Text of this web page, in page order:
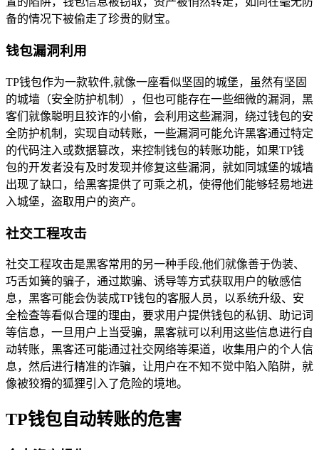
备的情况下被偷走了珍贵的财宝。
钱包漏洞利用
TP钱包作为一款软件,就像一座看似坚固的城堡，虽然有坚固
的城墙（安全防护机制），但也可能存在一些细微的漏洞，黑
客们就像聪明且狡诈的小偷，会利用这些漏洞，绕过钱包的安
全防护机制，实现自动转账，一些漏洞可能允许黑客通过特定
的代码注入或数据篡改，来控制钱包的转账功能，如果TP钱
包的开发者没有及时发现并修复这些漏洞，就如同城堡的城墙
出现了缺口，给黑客提供了可乘之机，使得他们能够轻易地进
入城堡，盗取用户的资产。
社交工程攻击
社交工程攻击是黑客常用的另一种手段,他们就像善于伪装、
巧舌如簧的骗子，通过欺骗、诱导等方式获取用户的敏感信
息，黑客可能会伪装成TP钱包的客服人员，以系统升级、安
全检查等看似合理的理由，要求用户提供钱包的私钥、助记词
等信息，一旦用户上当受骗，黑客就可以利用这些信息进行自
动转账，黑客还可能通过社交网络等渠道，收集用户的个人信
息，然后进行精准的诈骗，让用户在不知不觉中陷入陷阱，就
像被狡猾的狐狸引入了危险的境地。
TP钱包自动转账的危害